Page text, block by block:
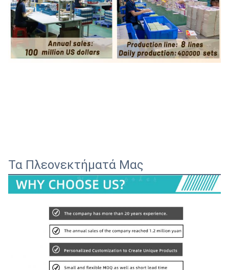
Τα Πλεονεκτήματά Μας